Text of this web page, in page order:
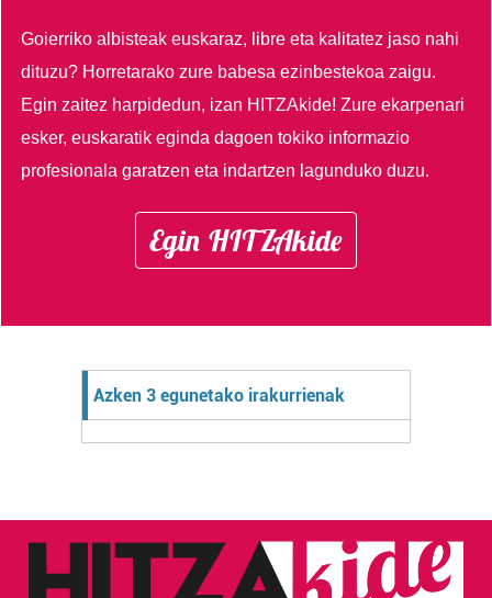
Goierriko albisteak euskaraz, libre eta kalitatez jaso nahi
dituzu? Horretarako zure babesa ezinbestekoa zaigu.
Egin zaitez harpidedun, izan HITZAkide!Zure ekarpenari
esker, euskaratik eginda dagoen tokiko informazio
profesionala garatzen eta indartzen lagunduko duzu.
Egin HITZAkide
Azken 3 egunetako irakurrienak